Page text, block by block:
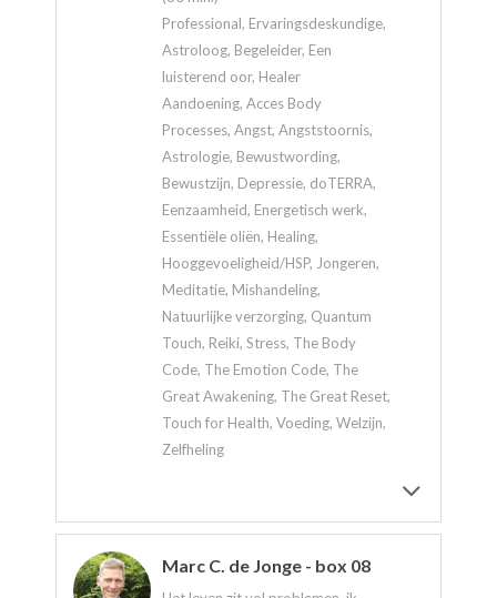
Professional, Ervaringsdeskundige,
Astroloog, Begeleider, Een
luisterend oor, Healer
Aandoening, Acces Body
Processes, Angst, Angststoornis,
Astrologie, Bewustwording,
Bewustzijn, Depressie, doTERRA,
Eenzaamheid, Energetisch werk,
Essentiële oliën, Healing,
Hooggevoeligheid/HSP, Jongeren,
Meditatie, Mishandeling,
Natuurlijke verzorging, Quantum
Touch, Reiki, Stress, The Body
Code, The Emotion Code, The
Great Awakening, The Great Reset,
Touch for Health, Voeding, Welzijn,
Zelfheling
Marc C. de Jonge - box 08